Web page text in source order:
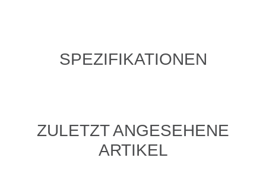
SPEZIFIKATIONEN
ZULETZT ANGESEHENE
ARTIKEL